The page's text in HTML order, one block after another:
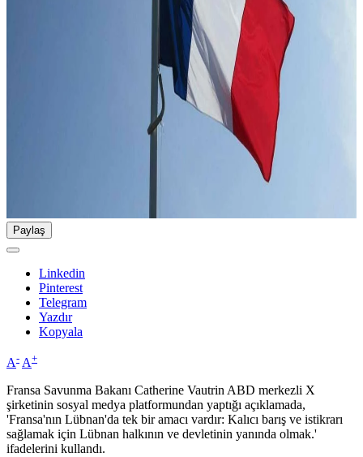
Paylaş
Linkedin
Pinterest
Telegram
Yazdır
Kopyala
A- A+
Fransa Savunma Bakanı Catherine Vautrin ABD merkezli X
şirketinin sosyal medya platformundan yaptığı açıklamada,
'Fransa'nın Lübnan'da tek bir amacı vardır: Kalıcı barış ve istikrarı
sağlamak için Lübnan halkının ve devletinin yanında olmak.'
ifadelerini kullandı.